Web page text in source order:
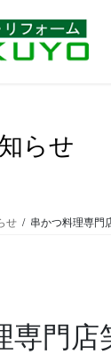
らせ
せ 串かつ料理専門
専門